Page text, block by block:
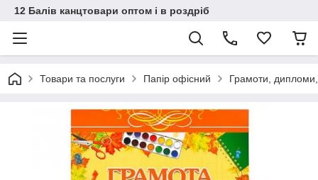
12 Балів канцтовари оптом і в роздріб
Товари та послуги Папір офісний Грамоти,